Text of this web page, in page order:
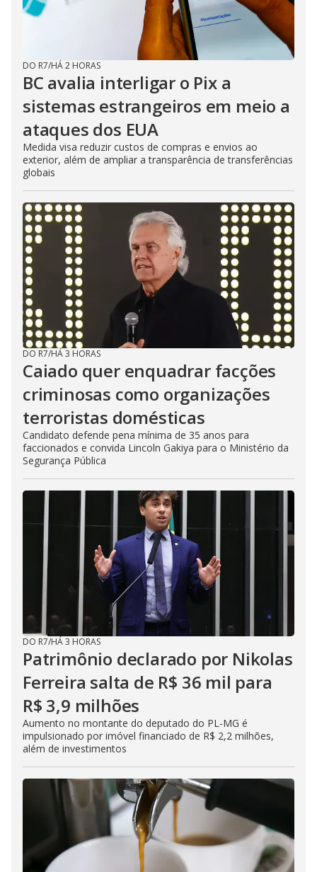
DO R7/HÁ 2 HORAS
BC avalia interligar o Pix a
sistemas estrangeiros em meio a
ataques dos EUA
Medida visa reduzir custos de compras e envios ao
exterior, além de ampliar a transparência de transferências
globais
DO R7/HÁ 3 HORAS
Caiado quer enquadrar facções
criminosas como organizações
terroristas domésticas
Candidato defende pena mínima de 35 anos para
faccionados e convida Lincoln Gakiya para o Ministério da
Segurança Pública
DO R7/HÁ 3 HORAS
Patrimônio declarado por Nikolas
Ferreira salta de R$ 36 mil para
R$ 3,9 milhões
Aumento no montante do deputado do PL-MG é
impulsionado por imóvel financiado de R$ 2,2 milhões,
além de investimentos